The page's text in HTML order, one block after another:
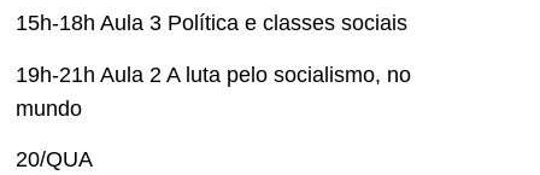
15h-18h Aula 3 Política e classes sociais
19h-21h Aula 2 A luta pelo socialismo, no
mundo
20/QUA